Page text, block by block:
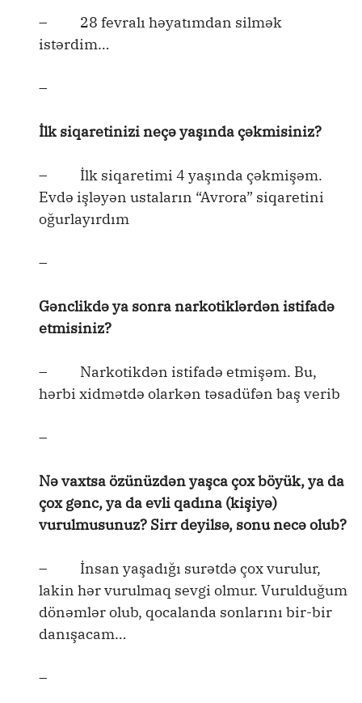
– 28 fevralı həyatımdan silmək
istərdim…
–
İlk siqaretinizi neçə yaşında çəkmisiniz?
– İlk siqaretimi 4 yaşında çəkmişəm.
Evdə işləyən ustaların “Avrora” siqaretini
oğurlayırdım
–
Gənclikdə ya sonra narkotiklərdən istifadə
etmisiniz?
– Narkotikdən istifadə etmişəm. Bu,
hərbi xidmətdə olarkən təsadüfən baş verib
–
Nə vaxtsa özünüzdən yaşca çox böyük, ya da
çox gənc, ya da evli qadına (kişiyə)
vurulmusunuz? Sirr deyilsə, sonu necə olub?
– İnsan yaşadığı surətdə çox vurulur,
lakin hər vurulmaq sevgi olmur. Vurulduğum
dönəmlər olub, qocalanda sonlarını bir-bir
danışacam…
–